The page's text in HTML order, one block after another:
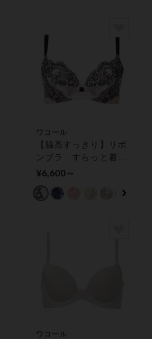
ワコール
【脇高すっきり】リボ
ンブラ すらっと着や
せシルエット ワイヤ
プ）
¥6,600～
ワコール